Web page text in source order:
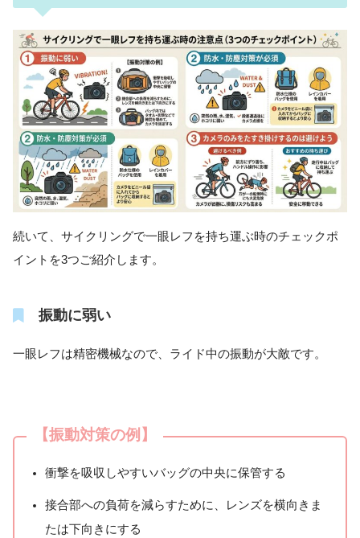
続いて、サイクリングで一眼レフを持ち運ぶ時のチェックポ
イントを3つご紹介します。
振動に弱い
一眼レフは精密機械なので、ライド中の振動が大敵です。
【振動対策の例】
衝撃を吸収しやすいバッグの中央に保管する
接合部への負荷を減らすために、レンズを横向きま
たは下向きにする